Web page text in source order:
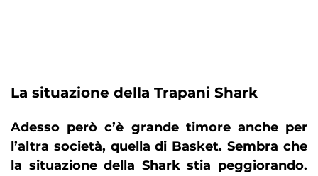
La situazione della Trapani Shark
Adesso però c’è grande timore anche per
l’altra società, quella di Basket. Sembra che
la situazione della Shark stia peggiorando.